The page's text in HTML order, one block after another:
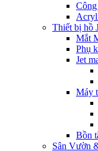
Thiết bị hồ
Mắt
Phụ
Jet
Máy
Bồn
Sân Vườn